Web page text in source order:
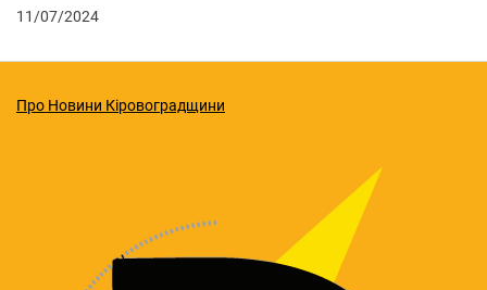
11/07/2024
Про Новини Кіровоградщини